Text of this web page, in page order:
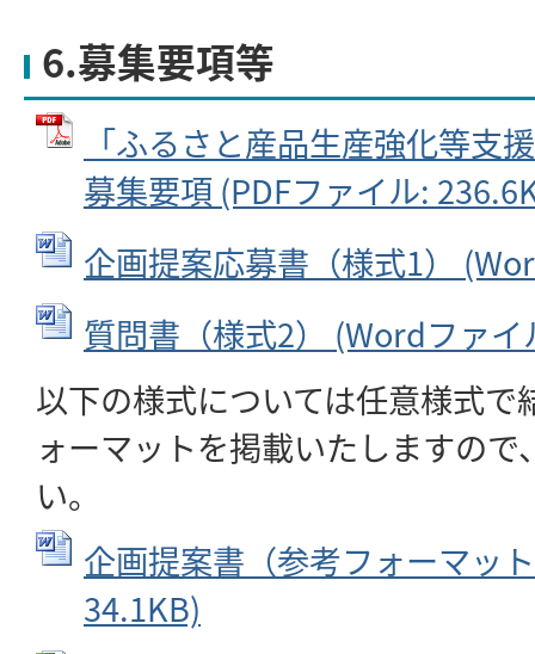
6.募集要項等
「ふるさと産品生産強化等支
募集要項 (PDFファイル:
企画提案応募書（様式1）
質問書（様式2） (Wordファイ
以下の様式については任意様式で
ォーマットを掲載いたしますの
い。
企画提案書（参考フォーマッ
34.1KB)